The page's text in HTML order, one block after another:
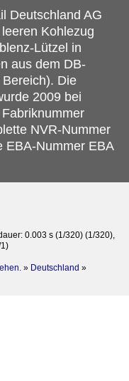
Deutschland AG
Kohlezug
Lützel in
aus dem DB-
Die
2009 bei
NVR-Nummer
EBA-Nummer EBA
0.003 s (1/320) (1/320),
» Deutschland »